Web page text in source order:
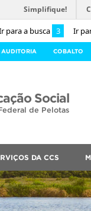
para a busca 3 Ir
Simplifique!
AUDITORIA COBALTO
Social
de Pelotas
DA CCS